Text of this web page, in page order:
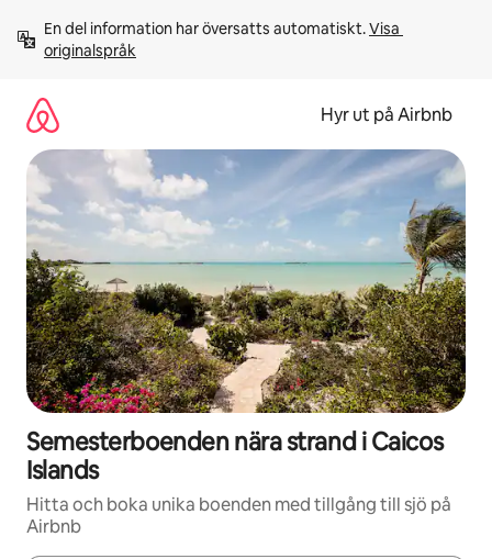
innehåll
En del information har översatts automatiskt. Visa
originalspråk
Hyr ut på Airbnb
Semesterboenden nära strand i Caicos
Islands
Hitta och boka unika boenden med tillgång till sjö på
Airbnb